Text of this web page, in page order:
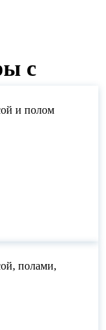
с
и полом
полами,